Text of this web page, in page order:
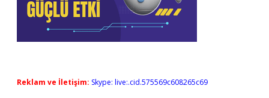
Reklam ve İletişim: Skype: live:.cid.575569c608265c69